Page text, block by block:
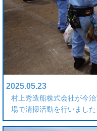
2025.05.23
村上秀造船株式会社が今
場で清掃活動を行いました